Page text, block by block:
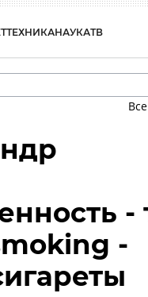
ТЕХНИКАНАУКАТВ
-
-